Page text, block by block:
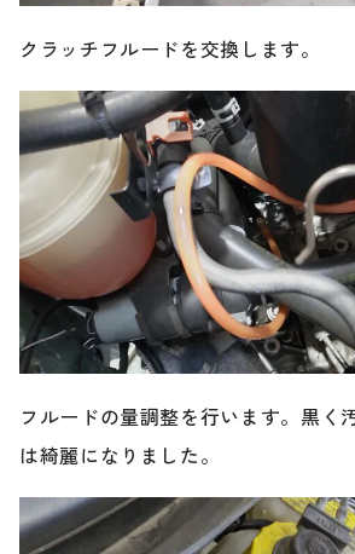
クラッチフルードを交換します。
フルードの量調整を行います。黒く
は綺麗になりました。